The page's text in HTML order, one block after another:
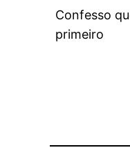
Confesso
primeiro